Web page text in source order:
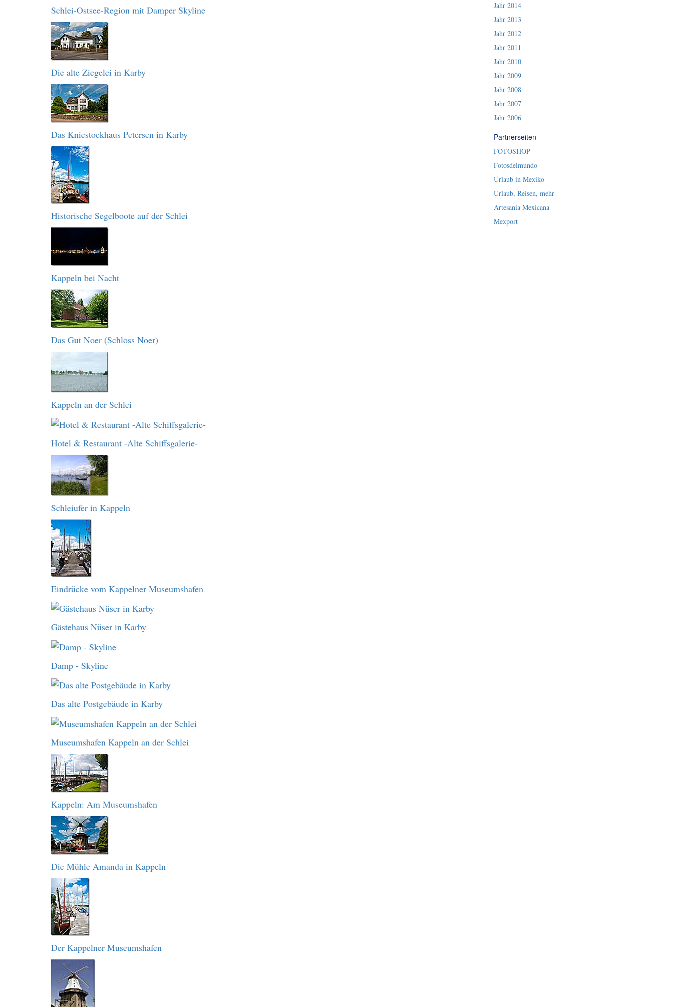
Schlei-Ostsee-Region mit Damper Skyline
Die alte Ziegelei in Karby
Das Kniestockhaus Petersen in Karby
Historische Segelboote auf der Schlei
Kappeln bei Nacht
Das Gut Noer (Schloss Noer)
Kappeln an der Schlei
Hotel & Restaurant -Alte Schiffsgalerie-
Schleiufer in Kappeln
Eindrücke vom Kappelner Museumshafen
Gästehaus Nüser in Karby
Damp - Skyline
Das alte Postgebäude in Karby
Museumshafen Kappeln an der Schlei
Kappeln: Am Museumshafen
Die Mühle Amanda in Kappeln
Der Kappelner Museumshafen
Jahr 2014
Jahr 2013
Jahr 2012
Jahr 2011
Jahr 2010
Jahr 2009
Jahr 2008
Jahr 2007
Jahr 2006
Partnerseiten
FOTOSHOP
Fotosdelmundo
Urlaub in Mexiko
Urlaub, Reisen, mehr
Artesania Mexicana
Mexport